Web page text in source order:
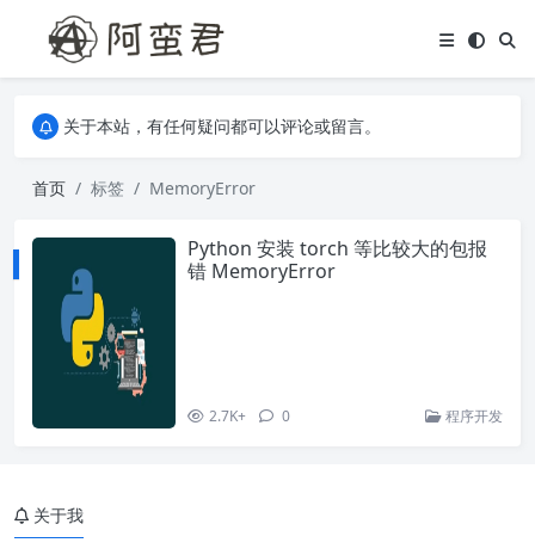
关于本站，有任何疑问都可以评论或留言。
关于本站，有任何疑问都可以评论或留言。
首页
标签 MemoryError
Python 安装 torch 等比较大的包报
错 MemoryError
2.7K+ 0 程序开发
关于我